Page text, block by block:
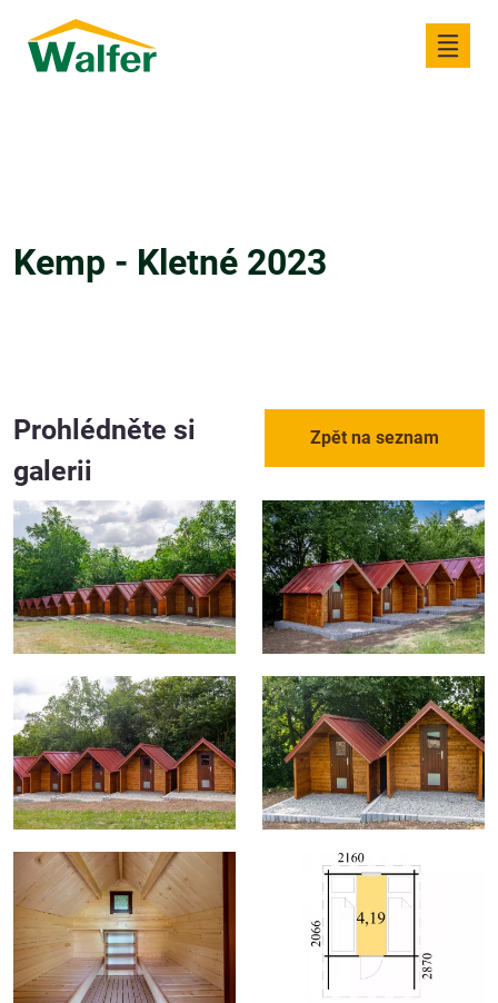
Kemp - Kletné 2023
Prohlédněte si
galerii
Zpět na seznam